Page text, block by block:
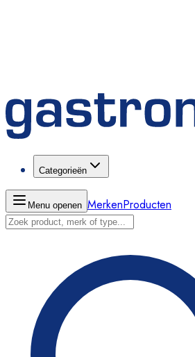
Categorieën
Menu openen MerkenProducten